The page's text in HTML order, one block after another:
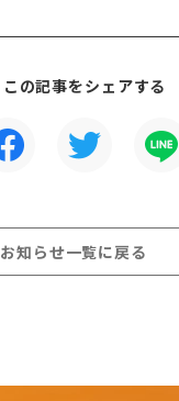
この記事をシェアする
お知らせ一覧に戻る